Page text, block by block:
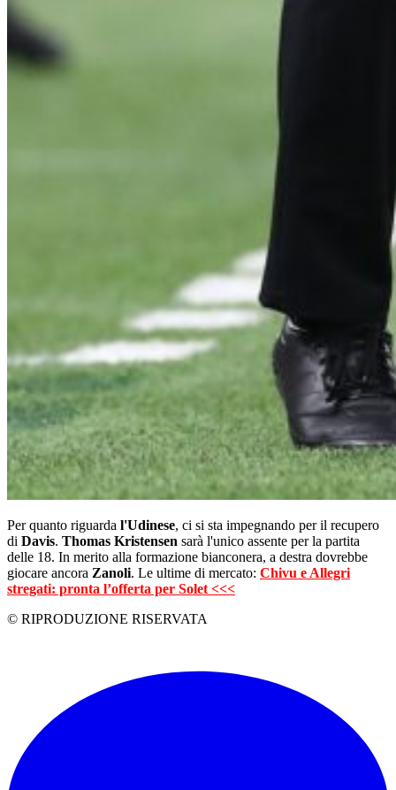
Per quanto riguarda l'Udinese, ci si sta impegnando per il recupero
di Davis. Thomas Kristensen sarà l'unico assente per la partita
delle 18. In merito alla formazione bianconera, a destra dovrebbe
giocare ancora Zanoli. Le ultime di mercato: Chivu e Allegri
stregati: pronta l’offerta per Solet <<<
© RIPRODUZIONE RISERVATA